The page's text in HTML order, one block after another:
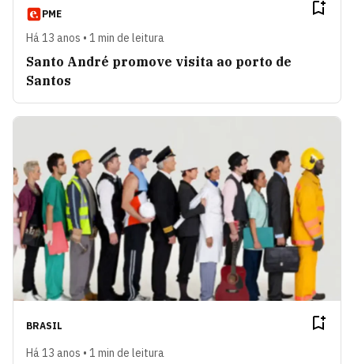
PME
Há 13 anos • 1 min de leitura
Santo André promove visita ao porto de
Santos
BRASIL
Há 13 anos • 1 min de leitura